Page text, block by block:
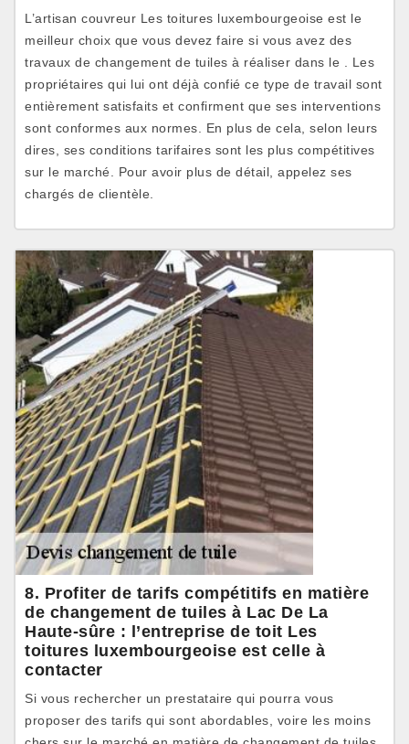
L’artisan couvreur Les toitures luxembourgeoise est le
meilleur choix que vous devez faire si vous avez des
travaux de changement de tuiles à réaliser dans le . Les
propriétaires qui lui ont déjà confié ce type de travail sont
entièrement satisfaits et confirment que ses interventions
sont conformes aux normes. En plus de cela, selon leurs
dires, ses conditions tarifaires sont les plus compétitives
sur le marché. Pour avoir plus de détail, appelez ses
chargés de clientèle.
8. Profiter de tarifs compétitifs en matière
de changement de tuiles à Lac De La
Haute-sûre : l’entreprise de toit Les
toitures luxembourgeoise est celle à
contacter
Si vous rechercher un prestataire qui pourra vous
proposer des tarifs qui sont abordables, voire les moins